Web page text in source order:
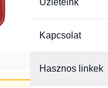
Üzleteink
Kapcsolat
Hasznos linkek